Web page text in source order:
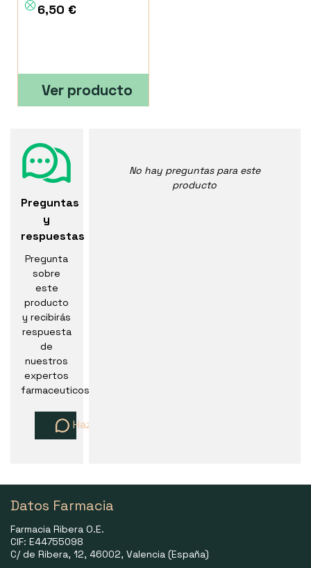
6,50 €
Ver producto
Preguntas
y
respuestas
Pregunta
sobre
este
producto
y recibirás
respuesta
de
nuestros
expertos
farmaceuticos
Haz una pregunta
No hay preguntas para este
producto
Datos Farmacia
Farmacia Ribera O.E.
CIF: E44755098
C/ de Ribera, 12, 46002, Valencia (España)